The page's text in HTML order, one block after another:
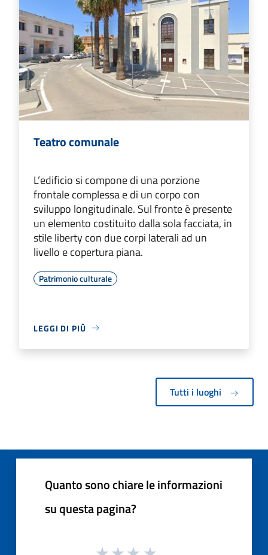
Teatro comunale
L’edificio si compone di una porzione
frontale complessa e di un corpo con
sviluppo longitudinale. Sul fronte è presente
un elemento costituito dalla sola facciata, in
stile liberty con due corpi laterali ad un
livello e copertura piana.
Patrimonio culturale
LEGGI DI PIÙ
Tutti i luoghi
Quanto sono chiare le informazioni
su questa pagina?